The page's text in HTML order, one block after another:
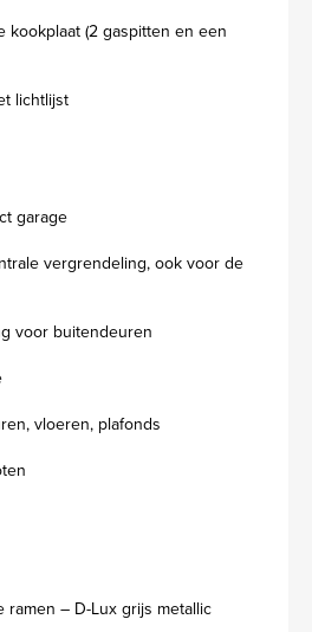
kookplaat (2 gaspitten en een
lichtlijst
garage
vergrendeling, ook voor de
voor buitendeuren
vloeren, plafonds
ramen – D-Lux grijs metallic